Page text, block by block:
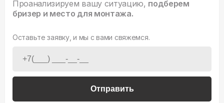
Проанализируем вашу ситуацию, подберем
бризер и место для монтажа.
Оставьте заявку, и мы с вами свяжемся.
Отправить